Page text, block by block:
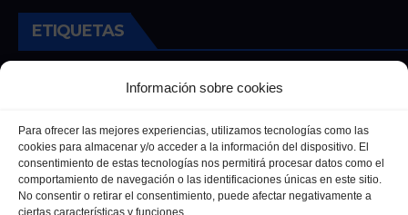
Información sobre cookies
Para ofrecer las mejores experiencias, utilizamos tecnologías como las
cookies para almacenar y/o acceder a la información del dispositivo. El
consentimiento de estas tecnologías nos permitirá procesar datos como el
comportamiento de navegación o las identificaciones únicas en este sitio.
No consentir o retirar el consentimiento, puede afectar negativamente a
ciertas características y funciones.
ETIQUETAS
Andalucía Cultura Deportes